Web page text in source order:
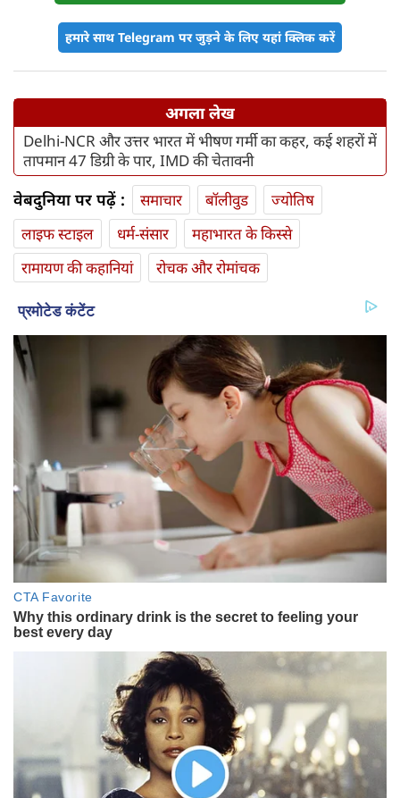
हमारे साथ Telegram पर जुड़ने के लिए यहां क्लिक करें
अगला लेख
Delhi-NCR और उत्तर भारत में भीषण गर्मी का कहर, कई शहरों में
तापमान 47 डिग्री के पार, IMD की चेतावनी
वेबदुनिया पर पढ़ें : समाचार बॉलीवुड
ज्योतिष
लाइफ स्‍टाइल
धर्म-संसार
महाभारत के किस्से
रामायण की कहानियां
रोचक और रोमांचक